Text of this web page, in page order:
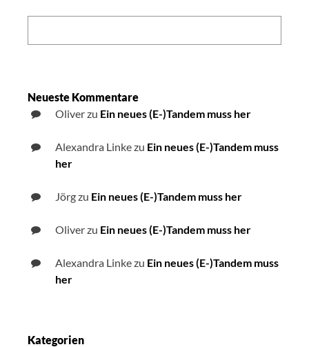
Neueste Kommentare
Oliverzu Ein neues (E-)Tandem muss her
Alexandra Linkezu Ein neues (E-)Tandem muss
her
Jörgzu Ein neues (E-)Tandem muss her
Oliverzu Ein neues (E-)Tandem muss her
Alexandra Linkezu Ein neues (E-)Tandem muss
her
Kategorien